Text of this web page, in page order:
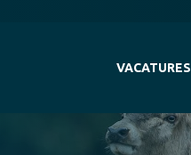
VACATURES